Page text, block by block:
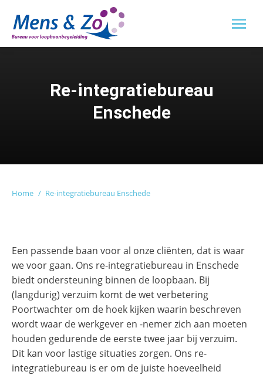
Re-integratiebureau
Enschede
Home Re-integratiebureau Enschede
Een passende baan voor al onze cliënten, dat is waar
we voor gaan. Ons re-integratiebureau in Enschede
biedt ondersteuning binnen de loopbaan. Bij
(langdurig) verzuim komt de wet verbetering
Poortwachter om de hoek kijken waarin beschreven
wordt waar de werkgever en -nemer zich aan moeten
houden gedurende de eerste twee jaar bij verzuim.
Dit kan voor lastige situaties zorgen. Ons re-
integratiebureau is er om de juiste hoeveelheid